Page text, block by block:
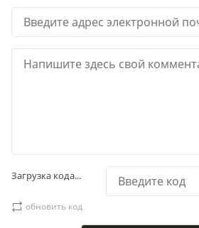
Загрузка кода...
обновить код